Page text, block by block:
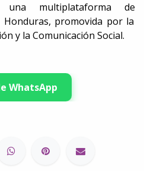
multiplataforma de
Honduras, promovida por la
y la Comunicación Social.
WhatsApp